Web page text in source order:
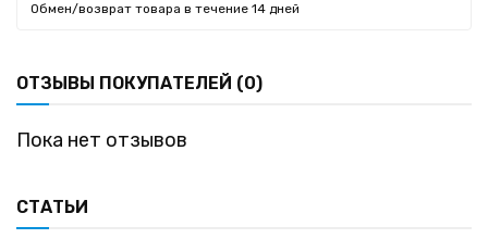
Обмен/возврат товара в течение 14 дней
ОТЗЫВЫ ПОКУПАТЕЛЕЙ (0)
Пока нет отзывов
СТАТЬИ